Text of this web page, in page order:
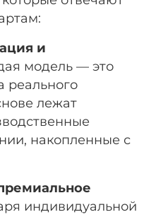
и
модель — это
реального
лежат
накопленные с
индивидуальной